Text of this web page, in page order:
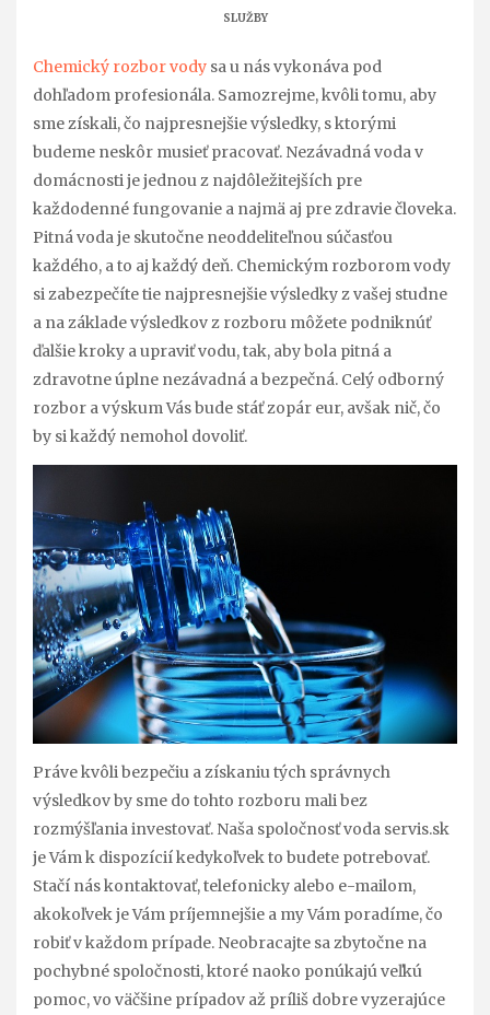
SLUŽBY
Chemický rozbor vody sa u nás vykonáva pod
dohľadom profesionála. Samozrejme, kvôli tomu, aby
sme získali, čo najpresnejšie výsledky, s ktorými
budeme neskôr musieť pracovať. Nezávadná voda v
domácnosti je jednou z najdôležitejších pre
každodenné fungovanie a najmä aj pre zdravie človeka.
Pitná voda je skutočne neoddeliteľnou súčasťou
každého, a to aj každý deň. Chemickým rozborom vody
si zabezpečíte tie najpresnejšie výsledky z vašej studne
a na základe výsledkov z rozboru môžete podniknúť
ďalšie kroky a upraviť vodu, tak, aby bola pitná a
zdravotne úplne nezávadná a bezpečná. Celý odborný
rozbor a výskum Vás bude stáť zopár eur, avšak nič, čo
by si každý nemohol dovoliť.
Práve kvôli bezpečiu a získaniu tých správnych
výsledkov by sme do tohto rozboru mali bez
rozmýšľania investovať. Naša spoločnosť voda servis.sk
je Vám k dispozícií kedykoľvek to budete potrebovať.
Stačí nás kontaktovať, telefonicky alebo e-mailom,
akokoľvek je Vám príjemnejšie a my Vám poradíme, čo
robiť v každom prípade. Neobracajte sa zbytočne na
pochybné spoločnosti, ktoré naoko ponúkajú veľkú
pomoc, vo väčšine prípadov až príliš dobre vyzerajúce